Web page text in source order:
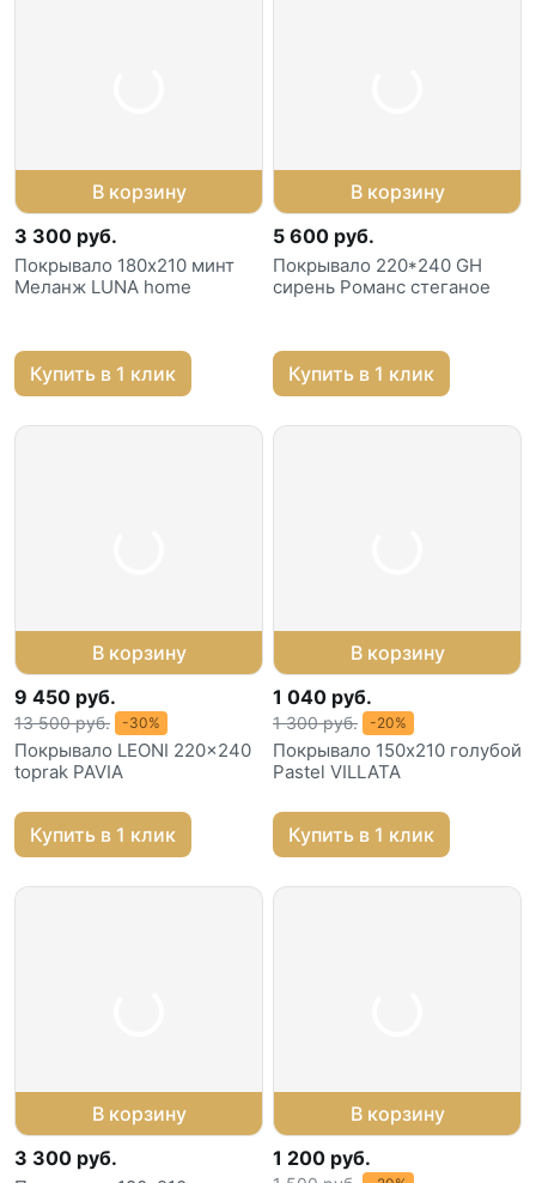
В корзину
3 300 руб.
Покрывало 180х210 минт
Меланж LUNA home
Купить в 1 клик
В корзину
5 600 руб.
Покрывало 220*240 GH
сирень Романс стеганое
Купить в 1 клик
В корзину
9 450 руб.
13 500 руб. -30%
Покрывало LEONI 220x240
toprak PAVIA
Купить в 1 клик
В корзину
1 040 руб.
1 300 руб. -20%
Покрывало 150х210 голубой
Pastel VILLATA
Купить в 1 клик
В корзину
3 300 руб.
В корзину
1 200 руб.